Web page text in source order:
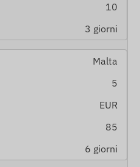
10
3 giorni
Malta
5
EUR
85
6 giorni